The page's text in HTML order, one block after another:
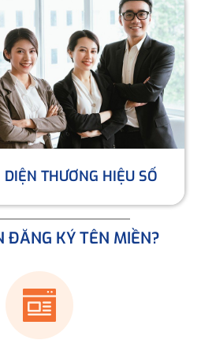
DIỆN THƯƠNG HIỆU SỐ
ĐĂNG KÝ TÊN MIỀN?